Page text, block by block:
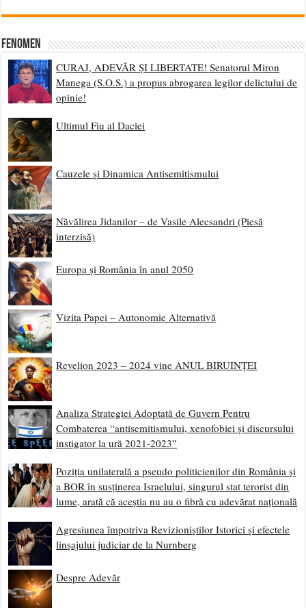
Fenomen
CURAJ, ADEVĂR ȘI LIBERTATE! Senatorul Miron
Manega (S.O.S.) a propus abrogarea legilor delictului de
opinie!
Ultimul Fiu al Daciei
Cauzele și Dinamica Antisemitismului
Năvălirea Jidanilor – de Vasile Alecsandri (Piesă
interzisă)
Europa și România în anul 2050
Vizita Papei – Autonomie Alternativă
Revelion 2023 – 2024 vine ANUL BIRUINȚEI
Analiza Strategiei Adoptată de Guvern Pentru
Combaterea “antisemitismului, xenofobiei și discursului
instigator la ură 2021-2023”
Poziția unilaterală a pseudo politicienilor din România și
a BOR în susținerea Israelului, singurul stat terorist din
lume, arată că aceștia nu au o fibră cu adevărat națională
Agresiunea împotriva Revizioniștilor Istorici și efectele
linșajului judiciar de la Nurnberg
Despre Adevăr